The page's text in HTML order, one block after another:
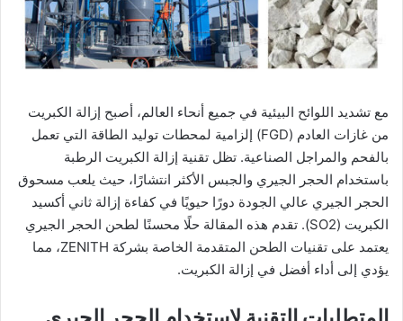
مع تشديد اللوائح البيئية في جميع أنحاء العالم، أصبح إزالة الكبريت
من غازات العادم (FGD) إلزامية لمحطات توليد الطاقة التي تعمل
بالفحم والمراجل الصناعية. تظل تقنية إزالة الكبريت الرطبة
باستخدام الحجر الجيري والجبس الأكثر انتشارًا، حيث يلعب مسحوق
الحجر الجيري عالي الجودة دورًا حيويًا في كفاءة إزالة ثاني أكسيد
الكبريت (SO2). تقدم هذه المقالة حلًا محسنًا لطحن الحجر الجيري
يعتمد على تقنيات الطحن المتقدمة الخاصة بشركة ZENITH، مما
يؤدي إلى أداء أفضل في إزالة الكبريت.